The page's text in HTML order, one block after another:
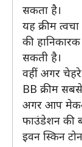
सकता है।
यह क्रीम
की
सकती है।
वहीं अगर
BB क्रीम
अगर आप
फाउंडेशन की
इवन स्किन